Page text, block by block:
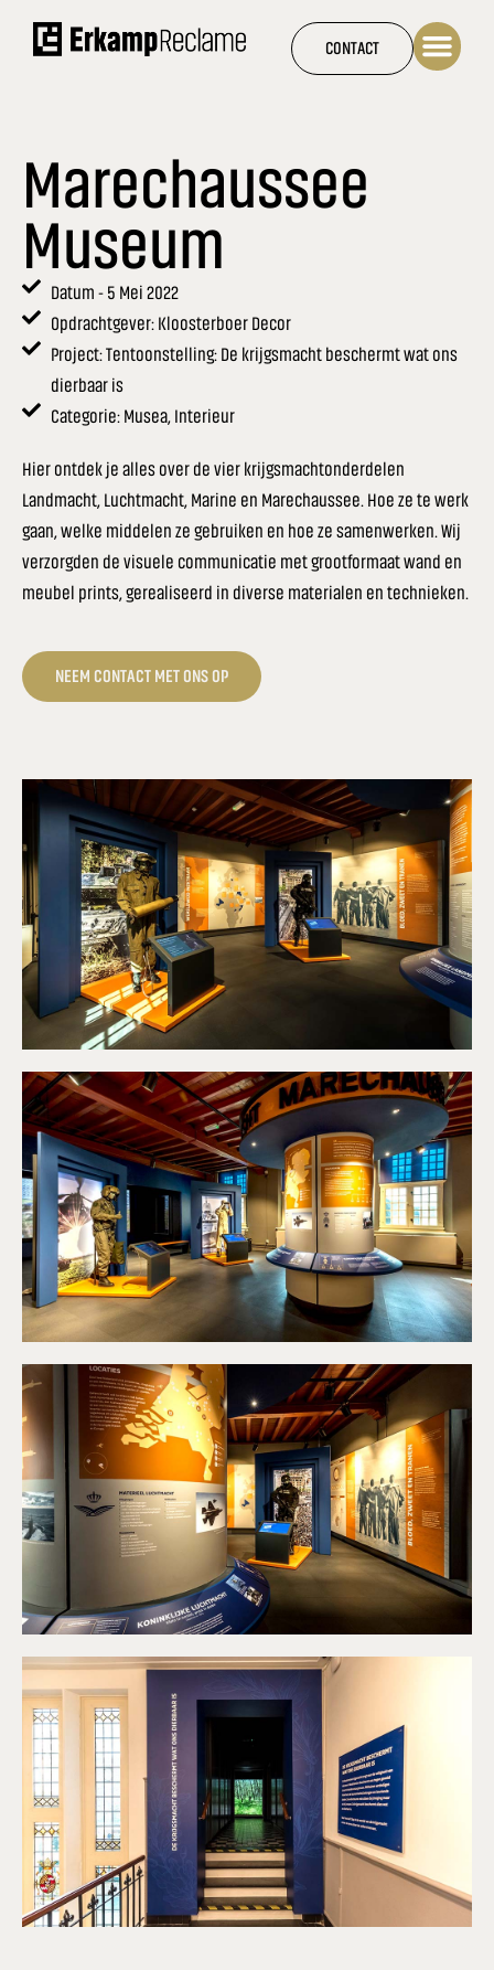
CONTACT
Marechaussee
Museum
Datum - 5 Mei 2022
Opdrachtgever: Kloosterboer Decor
Project: Tentoonstelling: De krijgsmacht beschermt wat ons
dierbaar is
Categorie: Musea, Interieur
Hier ontdek je alles over de vier krijgsmachtonderdelen
Landmacht, Luchtmacht, Marine en Marechaussee. Hoe ze te werk
gaan, welke middelen ze gebruiken en hoe ze samenwerken. Wij
verzorgden de visuele communicatie met grootformaat wand en
meubel prints, gerealiseerd in diverse materialen en technieken.
NEEM CONTACT MET ONS OP